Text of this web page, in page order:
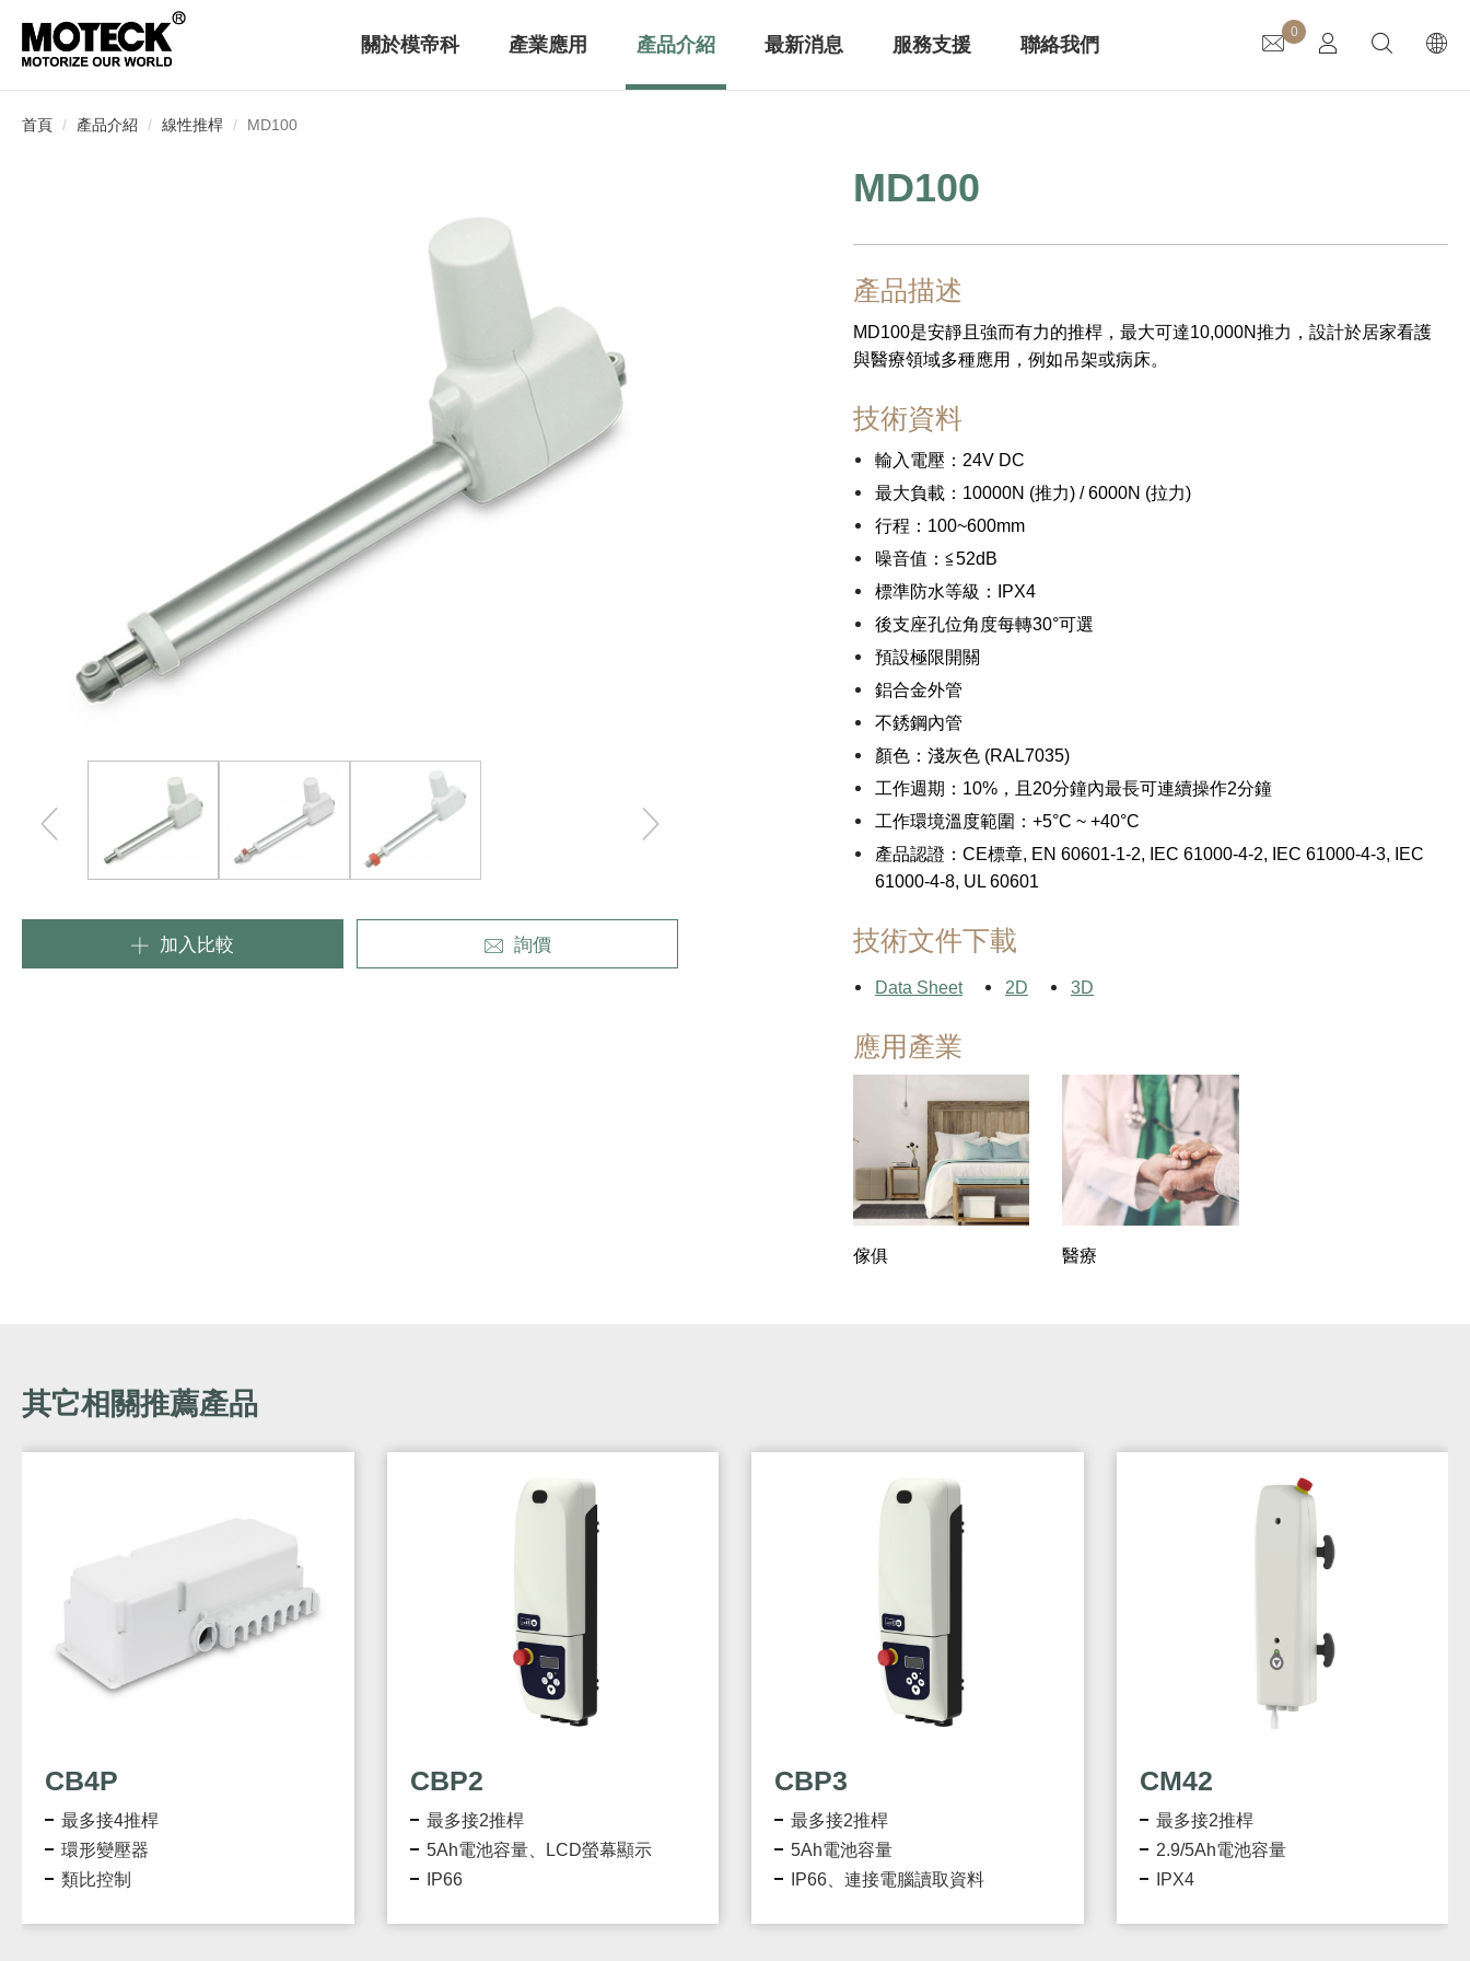
0
English 繁體版 简体版
關於模帝科
品牌介紹 發展歷程 全球布局
產業應用
辦公工作環境應用 休閒娛樂 醫療
產品介紹
升降桌
最新消息
展會資訊
服務支援
下載專區
聯絡我們
首頁 產品介紹 線性推桿 MD100
加入比較 詢價
MD100
產品描述
MD100是安靜且強而有力的推桿，最大可達10,000N推力，設計於居家看護
與醫療領域多種應用，例如吊架或病床。
技術資料
輸入電壓：24V DC
最大負載：10000N (推力) / 6000N (拉力)
行程：100~600mm
噪音值：≦52dB
標準防水等級：IPX4
後支座孔位角度每轉30°可選
預設極限開關
鋁合金外管
不銹鋼內管
顏色：淺灰色 (RAL7035)
工作週期：10%，且20分鐘內最長可連續操作2分鐘
工作環境溫度範圍：+5°C ~ +40°C
產品認證：CE標章, EN 60601-1-2, IEC 61000-4-2, IEC 61000-4-3, IEC
61000-4-8, UL 60601
技術文件下載
Data Sheet 2D 3D
應用產業
傢俱 醫療
其它相關推薦產品
CB4P
最多接4推桿
環形變壓器
類比控制
CBP2
最多接2推桿
5Ah電池容量、LCD螢幕顯示
IP66
CBP3
最多接2推桿
5Ah電池容量
IP66、連接電腦讀取資料
CM42
最多接2推桿
2.9/5Ah電池容量
IPX4